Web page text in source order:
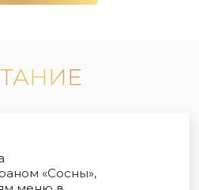
«Сосны»,